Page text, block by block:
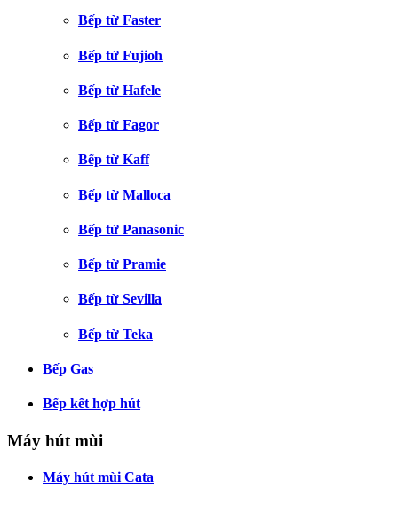
Bếp từ Faster
Bếp từ Fujioh
Bếp từ Hafele
Bếp từ Fagor
Bếp từ Kaff
Bếp từ Malloca
Bếp từ Panasonic
Bếp từ Pramie
Bếp từ Sevilla
Bếp từ Teka
Bếp Gas
Bếp kết hợp hút
Máy hút mùi
Máy hút mùi Cata